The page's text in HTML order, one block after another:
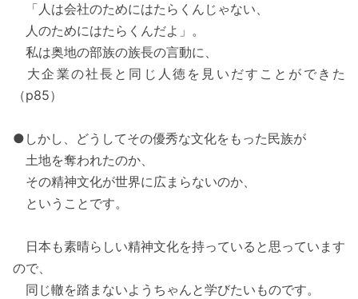
「人は会社のためにはたらくんじゃない、
人のためにはたらくんだよ」。
私は奥地の部族の族長の言動に、
大企業の社長と同じ人徳を見いだすことができた
（p85）
●しかし、どうしてその優秀な文化をもった民族が
土地を奪われたのか、
その精神文化が世界に広まらないのか、
ということです。
日本も素晴らしい精神文化を持っていると思っています
ので、
同じ轍を踏まないようちゃんと学びたいものです。